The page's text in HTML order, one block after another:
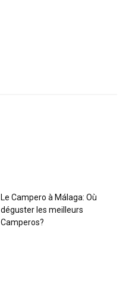
Le Campero à Málaga: Où
déguster les meilleurs
Camperos?